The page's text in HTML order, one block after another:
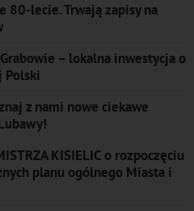
80-lecie. Trwają zapisy na
– lokalna inwestycja o
Polski
z nami nowe ciekawe
KISIELIC o rozpoczęciu
planu ogólnego Miasta i